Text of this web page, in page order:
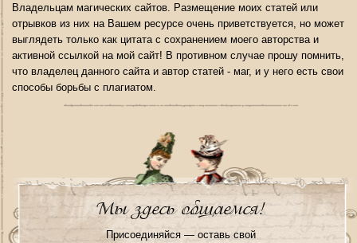
Владельцам магических сайтов. Размещение моих статей или
отрывков из них на Вашем ресурсе очень приветствуется, но может
выглядеть только как цитата с сохранением моего авторства и
активной ссылкой на мой сайт! В противном случае прошу помнить,
что владелец данного сайта и автор статей - маг, и у него есть свои
способы борьбы с плагиатом.
Мы здесь общаемся!
Присоединяйся — оставь свой